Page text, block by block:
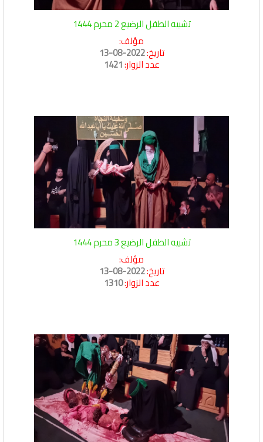
تشبيه الطفل الرضيع 2 محرم 1444
مؤلف:
تاريخ:2022-08-13
عدد الزوار:1421
تشبيه الطفل الرضيع 3 محرم 1444
مؤلف:
تاريخ:2022-08-13
عدد الزوار:1310